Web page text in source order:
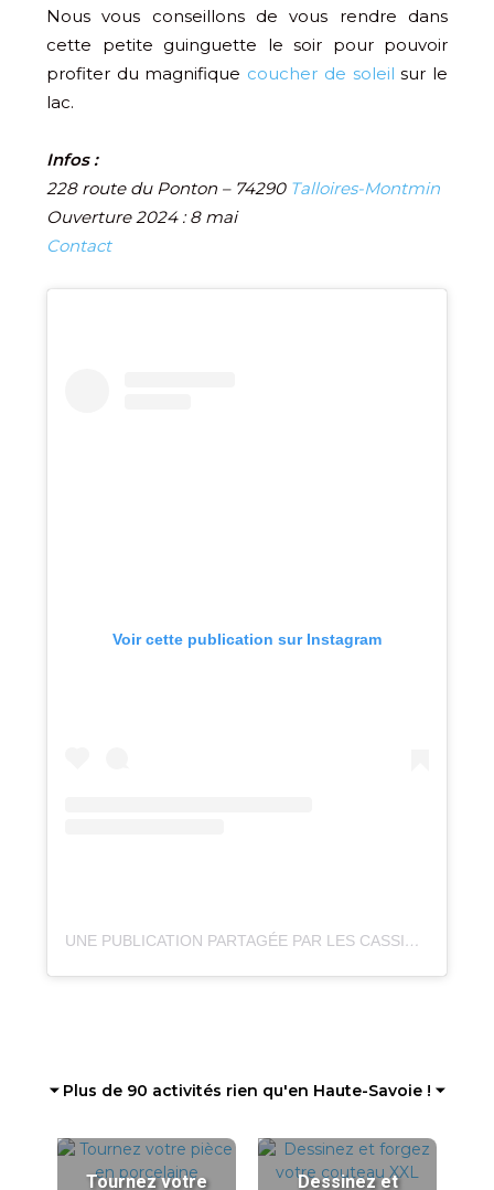
Nous vous conseillons de vous rendre dans
cette petite guinguette le soir pour pouvoir
profiter du magnifique coucher de soleil sur le
lac.
Infos :
228 route du Ponton – 74290 Talloires-Montmin
Ouverture 2024 : 8 mai
Contact
Voir cette publication sur Instagram
UNE PUBLICATION PARTAGÉE PAR LES CASSINES | RESTAURANT, GUINGUETTE ET PLAGE (@LESCASSINES)
⏷ Plus de 90 activités rien qu'en Haute-Savoie ! ⏷
Tournez votre
Dessinez et